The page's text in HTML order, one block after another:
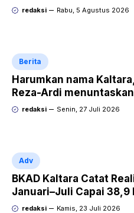
redaksi Rabu, 5 Agustus 2026
Berita
Harumkan nama
Reza-Ardi
Audax Malang 300 KM
redaksi Senin, 27 Juli 2026
Adv
BKAD Kaltara Catat
Januari–Juli Capai 38,9
redaksi Kamis, 23 Juli 2026